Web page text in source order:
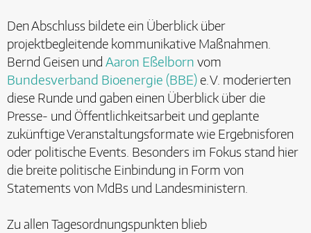
Den Abschluss bildete ein Überblick über
projektbegleitende kommunikative Maßnahmen.
Bernd Geisen und Aaron Eßelborn vom
Bundesverband Bioenergie (BBE) e. V. moderierten
diese Runde und gaben einen Überblick über die
Presse- und Öffentlichkeitsarbeit und geplante
zukünftige Veranstaltungsformate wie Ergebnisforen
oder politische Events. Besonders im Fokus stand hier
die breite politische Einbindung in Form von
Statements von MdBs und Landesministern.
Zu allen Tagesordnungspunkten blieb